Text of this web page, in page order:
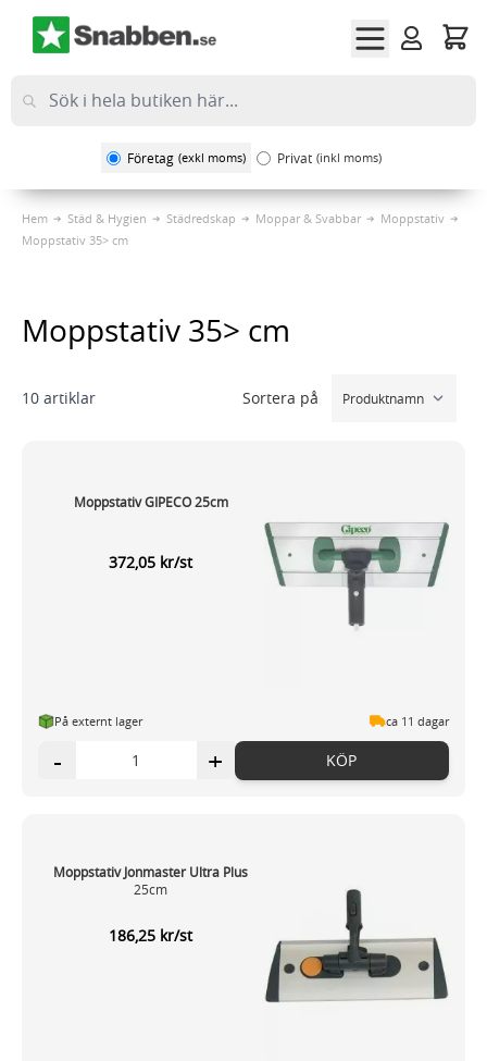
Företag (exkl moms) Privat (inkl moms)
Hem Städ & Hygien Städredskap Moppar & Svabbar
Moppstativ
Moppstativ 35> cm
Moppstativ 35> cm
10 artiklar Sortera på
Moppstativ GIPECO 25cm
372,05 kr/st
På externt lager ca 11 dagar
- + KÖP
Moppstativ Jonmaster Ultra Plus
25cm
186,25 kr/st